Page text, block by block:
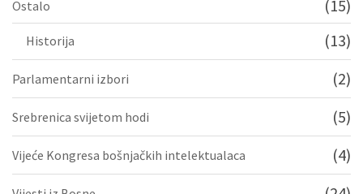
Ostalo (15)
Historija (13)
Parlamentarni izbori (2)
Srebrenica svijetom hodi (5)
Vijeće Kongresa bošnjačkih intelektualaca (4)